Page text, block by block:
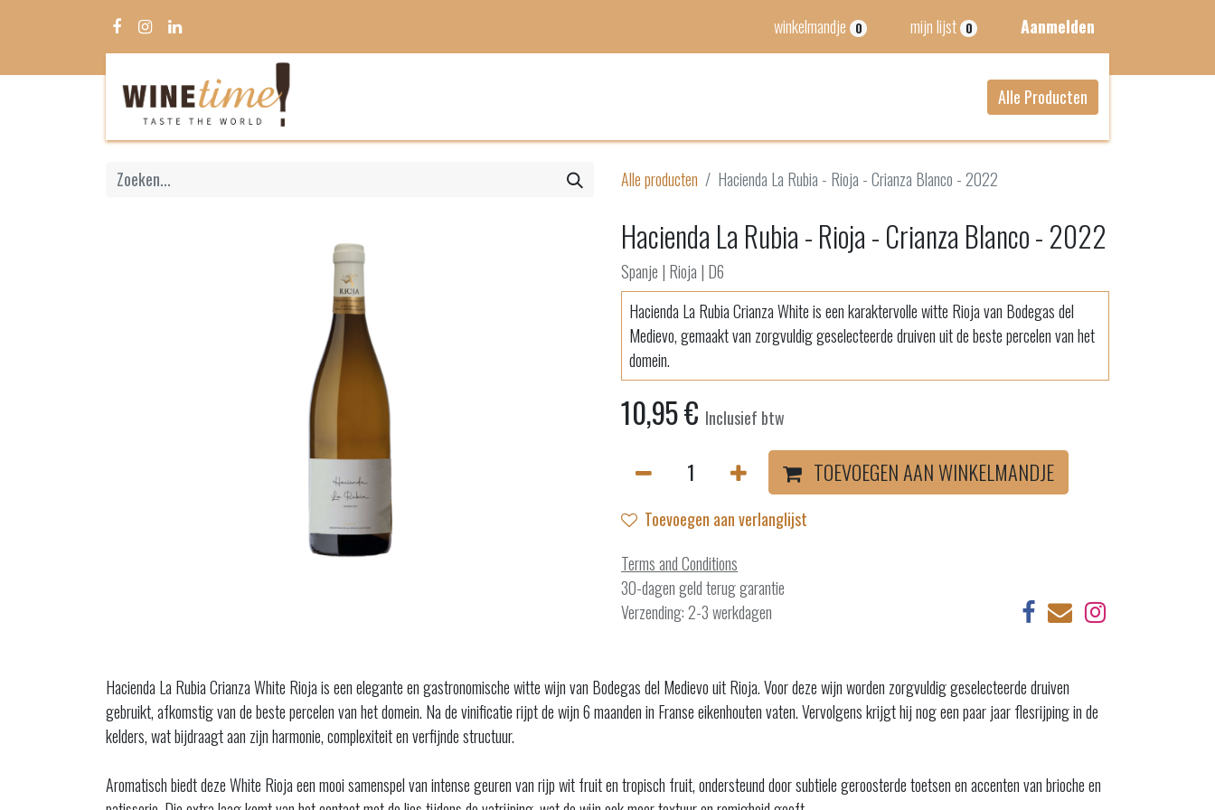
winkelmandje 0 mijn lijst 0 Aanmelden
Alle Producten
Alle producten Hacienda La Rubia - Rioja - Crianza Blanco - 2022
Hacienda La Rubia - Rioja - Crianza Blanco - 2022
Spanje | Rioja | D6
Hacienda La Rubia Crianza White is een karaktervolle witte Rioja van Bodegas del
Medievo, gemaakt van zorgvuldig geselecteerde druiven uit de beste percelen van het
domein.
10,95€ Inclusief btw
TOEVOEGEN AAN WINKELMANDJE
Toevoegen aan verlanglijst
Terms and Conditions
30-dagen geld terug garantie
Verzending: 2-3 werkdagen
Hacienda La Rubia Crianza White Rioja is een elegante en gastronomische witte wijn van Bodegas del Medievo uit Rioja. Voor deze wijn worden zorgvuldig geselecteerde druiven
gebruikt, afkomstig van de beste percelen van het domein. Na de vinificatie rijpt de wijn 6 maanden in Franse eikenhouten vaten. Vervolgens krijgt hij nog een paar jaar flesrijping in de
kelders, wat bijdraagt aan zijn harmonie, complexiteit en verfijnde structuur.
Aromatisch biedt deze White Rioja een mooi samenspel van intense geuren van rijp wit fruit en tropisch fruit, ondersteund door subtiele geroosterde toetsen en accenten van brioche en